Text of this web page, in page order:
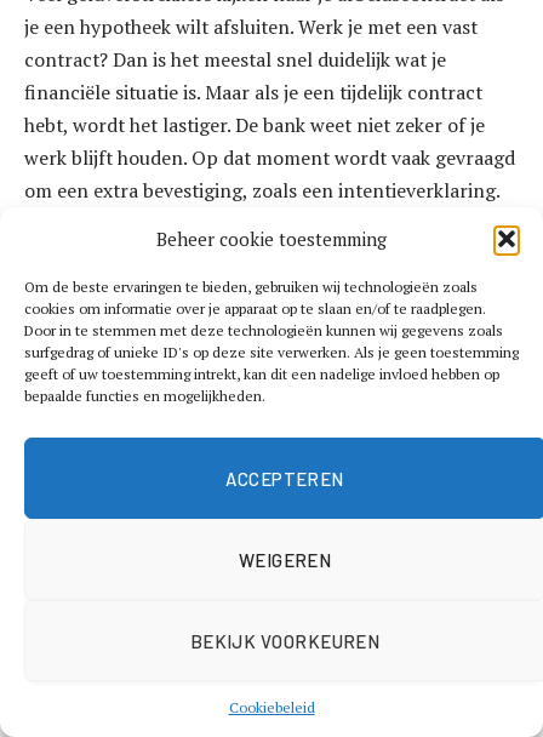
Beheer cookie toestemming
Om de beste ervaringen te bieden, gebruiken wij technologieën zoals
cookies om informatie over je apparaat op te slaan en/of te raadplegen.
Door in te stemmen met deze technologieën kunnen wij gegevens zoals
surfgedrag of unieke ID's op deze site verwerken. Als je geen toestemming
geeft of uw toestemming intrekt, kan dit een nadelige invloed hebben op
bepaalde functies en mogelijkheden.
ACCEPTEREN
WEIGEREN
BEKIJK VOORKEUREN
Cookiebeleid
je een hypotheek wilt afsluiten. Werk je met een vast
contract? Dan is het meestal snel duidelijk wat je
financiële situatie is. Maar als je een tijdelijk contract
hebt, wordt het lastiger. De bank weet niet zeker of je
werk blijft houden. Op dat moment wordt vaak gevraagd
om een extra bevestiging, zoals een intentieverklaring.
bedoeling hebben om jouw tijdelijke contract om te
zetten naar een vast contract, als je goed blijft
functioneren en het werk blijft bestaan. Zo ziet de
hypotheekverstrekker dat jij waarschijnlijk ook in de
toekomst je maandlasten kunt betalen.
Wat staat er in een
intentieverklaring?
Een intentieverklaring voor een hypotheek is altijd
werkgeversverklaring vult je werkgever eerst jouw
intentieverklaring ingevuld. Hierin geeft de werkgever